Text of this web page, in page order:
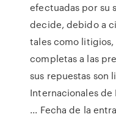
efectuadas por su
decide, debido a
tales como
completas a las
sus repuestas son
Internacionales de
... Fecha de la